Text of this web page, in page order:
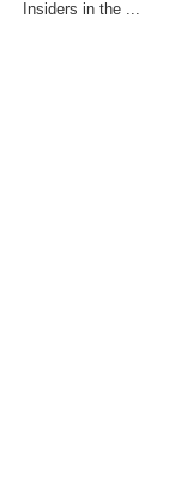
Insiders in the ...